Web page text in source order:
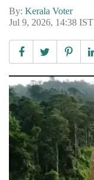
By: Kerala Voter
Jul 9, 2026, 14:38 IST